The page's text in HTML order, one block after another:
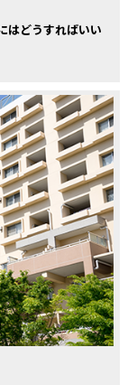
はどうすればいい